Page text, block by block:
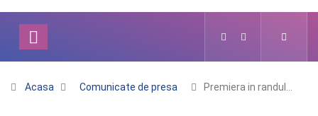
Acasa Comunicate de presa Premiera in randul…